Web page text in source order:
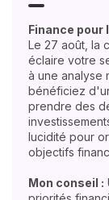
Finance pour
Le 27 août, la
éclaire votre
à une analyse
bénéficiez
prendre des
lucidité pour
objectifs
Mon conseil :